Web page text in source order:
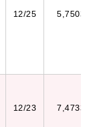
12/25 5,750
12/23 7,473